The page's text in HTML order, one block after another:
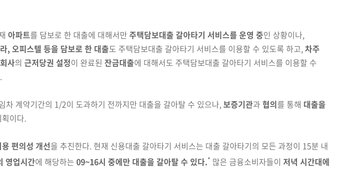
아파트를 담보로 한 대출에 대해서만 주택담보대출 갈아타기 서비스를 운영 중인 상황이나,
, 오피스텔 등을 담보로 한 대출도 주택담보대출 갈아타기 서비스를 이용할 수 있도록 하고,차주
사의 근저당권 설정이 완료된 잔금대출에 대해서도 주택담보대출 갈아타기 서비스를 이용할 수
차 계약기간의 1/2이 도과하기 전까지만 대출을 갈아탈 수 있으나,보증기관과 협의를 통해 대출을
획이다.
용 편의성 개선을 추진한다. 현재 신용대출 갈아타기 서비스는 대출 갈아타기의 모든 과정이 15분 내
영업시간에 해당하는 09~16시 중에만 대출을 갈아탈 수 있다.* 많은 금융소비자들이 저녁 시간대에